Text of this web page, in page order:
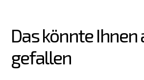
Das könnte Ihnen
gefallen